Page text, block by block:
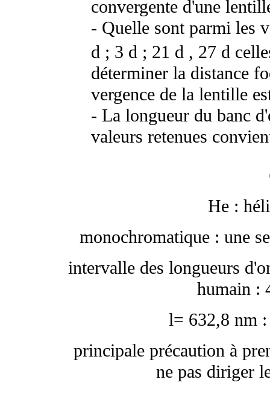
convergente d'une
- Quelle sont parmi les
d; 3 d; 21 d, 27 d
déterminer la distance
vergence de la lentille
- La longueur du banc
valeurs retenues
He :
monochromatique : une
intervalle des longueurs
humain :
l= 632,8 nm
principale précaution à
ne pas diriger